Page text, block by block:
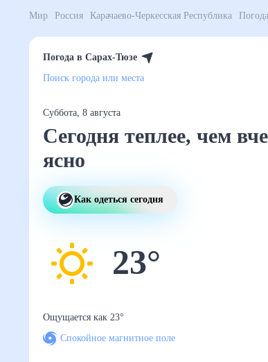
Мир Россия Карачаево-Черкесская
Погода в Сарах-Тюзе
Поиск города или места
Суббота, 8 августа
Сегодня теплее,
вчера и ясно
Как одеться сегодня
23°
Ощущается как
Спокойное магнитное поле